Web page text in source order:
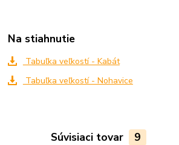
Na stiahnutie
Tabuľka veľkostí - Kabát
Tabuľka veľkostí - Nohavice
Súvisiaci tovar 9